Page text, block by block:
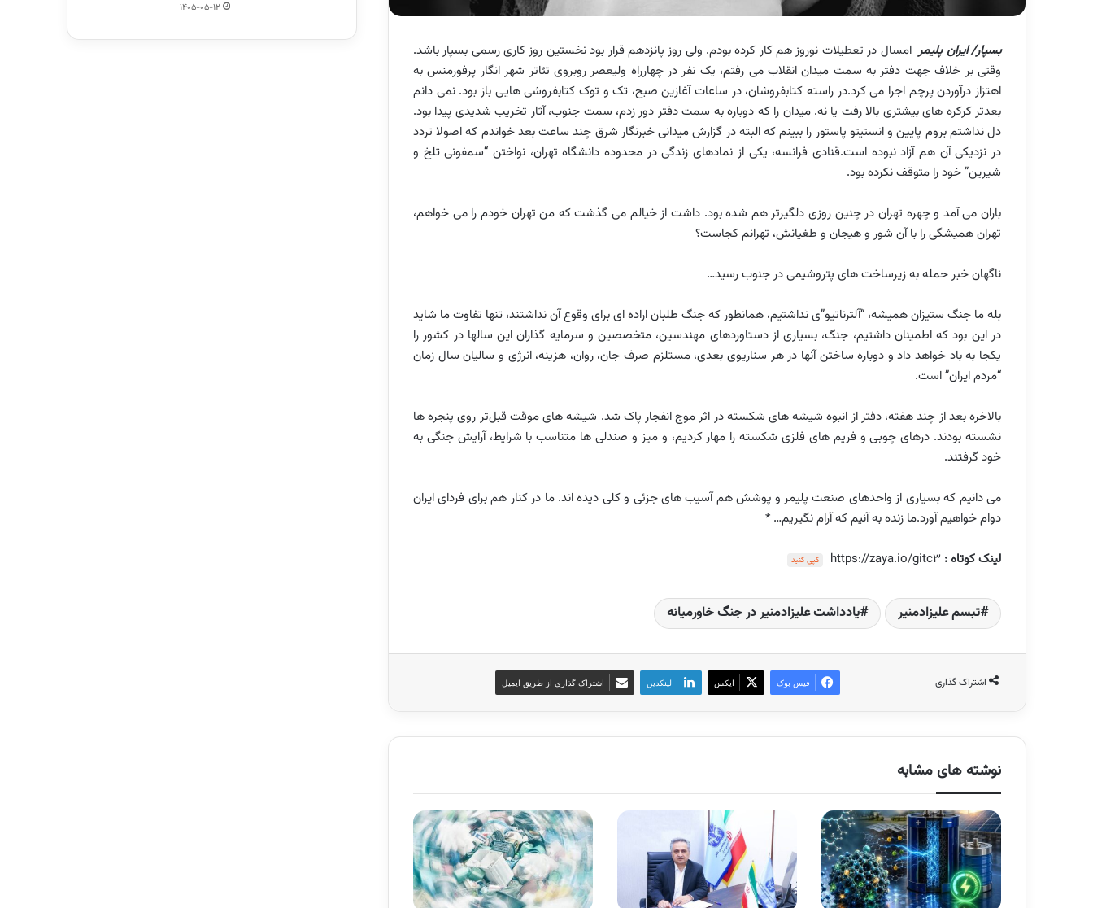
بسپار/ ایران پلیمر امسال در تعطیلات نوروز هم کار کرده بودم. ولی روز پانزدهم قرار بود نخستین روز کاری رسمی بسپار باشد.
وقتی بر خلاف جهت دفتر به سمت میدان انقلاب می رفتم، یک نفر در چهارراه ولیعصر روبروی تئاتر شهر انگار پرفورمنس به
اهتزاز درآوردن پرچم اجرا می کرد.در راسته کتابفروشان، در ساعات آغازین صبح، تک و توک کتابفروشی هایی باز بود. نمی دانم
بعدتر کرکره های بیشتری بالا رفت یا نه. میدان را که دوباره به سمت دفتر دور زدم، سمت جنوب، آثار تخریب شدیدی پیدا بود.
دل نداشتم بروم پایین و انستیتو پاستور را ببینم که البته در گزارش میدانی خبرنگار شرق چند ساعت بعد خواندم که اصولا تردد
در نزدیکی آن هم آزاد نبوده است.قنادی فرانسه، یکی از نمادهای زندگی در محدوده دانشگاه تهران، نواختن “سمفونی تلخ و
شیرین” خود را متوقف نکرده بود.
باران می آمد و چهره تهران در چنین روزی دلگیرتر هم شده بود. داشت از خیالم می گذشت که من تهران خودم را می خواهم،
تهران همیشگی را با آن شور و هیجان و طغیانش، تهرانم کجاست؟
ناگهان خبر حمله به زیرساخت های پتروشیمی در جنوب رسید…
بله ما جنگ ستیزان همیشه، “آلترناتیو”ی نداشتیم، همانطور که جنگ طلبان اراده ای برای وقوع آن نداشتند، تنها تفاوت ما شاید
در این بود که اطمینان داشتیم، جنگ، بسیاری از دستاوردهای مهندسین، متخصصین و سرمایه گذاران این سالها در کشور را
یکجا به باد خواهد داد و دوباره ساختن آنها در هر سناریوی بعدی، مستلزم صرف جان، روان، هزینه، انرژی و سالیان سال زمان
“مردم ایران” است.
بالاخره بعد از چند هفته، دفتر از انبوه شیشه های شکسته در اثر موج انفجار پاک شد. شیشه های موقت قبل‌تر روی پنجره ها
نشسته بودند. درهای چوبی و فریم های فلزی شکسته را مهار کردیم، و میز و صندلی ها متناسب با شرایط، آرایش جنگی به
خود گرفتند.
می دانیم که بسیاری از واحدهای صنعت پلیمر و پوشش هم آسیب های جزئی و کلی دیده اند. ما در کنار هم برای فردای ایران
دوام خواهیم آورد.ما زنده به آنیم که آرام نگیریم… *
لینک کوتاه : https://zaya.io/gitc3 کپی کنید
تبسم علیزادمنیر یادداشت علیزادمنیر در جنگ خاورمیانه
اشتراک گذاری فیس بوک ایکس لینکدین اشتراک گذاری از طریق ایمیل
نوشته های مشابه
1405-05-12